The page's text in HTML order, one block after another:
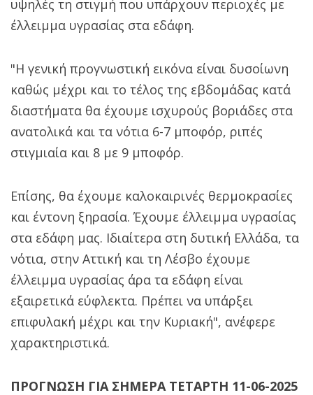
υψηλές τη στιγμή που υπάρχουν περιοχές με
έλλειμμα υγρασίας στα εδάφη.
"Η γενική προγνωστική εικόνα είναι δυσοίωνη
καθώς μέχρι και το τέλος της εβδομάδας κατά
διαστήματα θα έχουμε ισχυρούς βοριάδες στα
ανατολικά και τα νότια 6-7 μποφόρ, ριπές
στιγμιαία και 8 με 9 μποφόρ.
Επίσης, θα έχουμε καλοκαιρινές θερμοκρασίες
και έντονη ξηρασία. Έχουμε έλλειμμα υγρασίας
στα εδάφη μας. Ιδιαίτερα στη δυτική Ελλάδα, τα
νότια, στην Αττική και τη Λέσβο έχουμε
έλλειμμα υγρασίας άρα τα εδάφη είναι
εξαιρετικά εύφλεκτα. Πρέπει να υπάρξει
επιφυλακή μέχρι και την Κυριακή", ανέφερε
χαρακτηριστικά.
ΠΡΟΓΝΩΣΗ ΓΙΑ ΣΗΜΕΡΑ ΤΕΤΑΡΤΗ 11-06-2025